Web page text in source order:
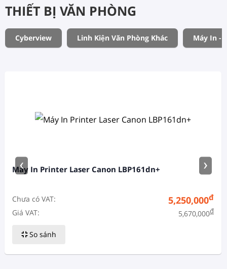
THIẾT BỊ VĂN PHÒNG
Cyberview Linh Kiện Văn Phòng Khác Máy In -
Máy In Printer Laser Canon LBP161dn+
Chưa có VAT: 5,250,000đ
Giá VAT: 5,670,000đ
So sánh
‹ ›